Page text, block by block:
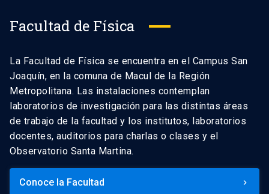
Facultad de Física
La Facultad de Física se encuentra en el Campus San
Joaquín, en la comuna de Macul de la Región
Metropolitana. Las instalaciones contemplan
laboratorios de investigación para las distintas áreas
de trabajo de la facultad y los institutos, laboratorios
docentes, auditorios para charlas o clases y el
Observatorio Santa Martina.
Conoce la Facultad keyboard_arrow_right